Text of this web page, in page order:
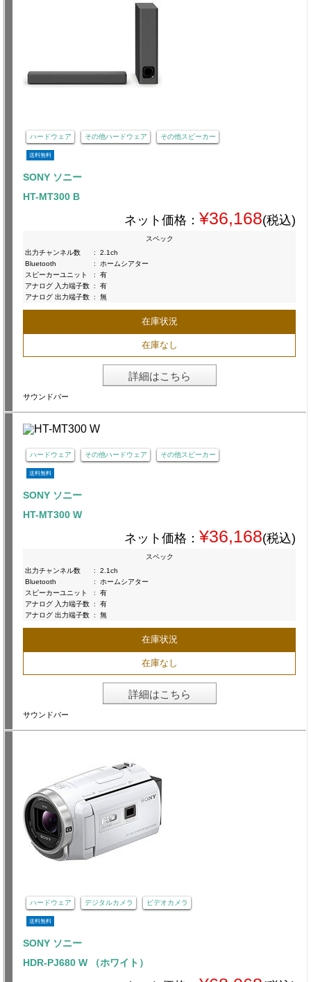
ハードウェア その他ハードウェア その他スピーカー
送料無料
SONY ソニー
HT-MT300 B
ネット価格： ¥36,168(税込)
スペック
出力チャンネル数
:
2.1ch
Bluetooth
:
ホームシアター
スピーカーユニット
:
有
アナログ 入力端子数 :
有
アナログ 出力端子数 : 無
在庫状況
在庫なし
詳細はこちら
サウンドバー
ハードウェア その他ハードウェア その他スピーカー
送料無料
SONY ソニー
HT-MT300 W
ネット価格： ¥36,168(税込)
スペック
出力チャンネル数
:
2.1ch
Bluetooth
:
ホームシアター
スピーカーユニット
:
有
アナログ 入力端子数 :
有
アナログ 出力端子数 : 無
在庫状況
在庫なし
詳細はこちら
サウンドバー
ハードウェア デジタルカメラ ビデオカメラ
送料無料
SONY ソニー
HDR-PJ680 W （ホワイト）